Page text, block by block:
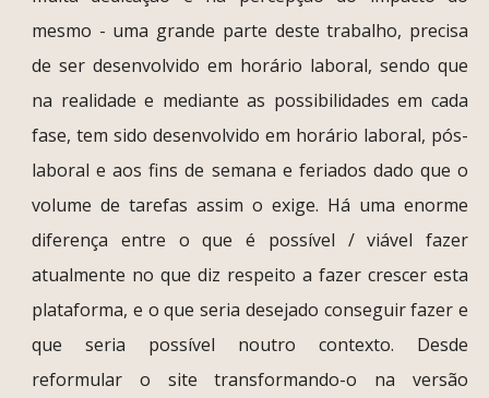
mesmo - uma grande parte deste trabalho, precisa
de ser desenvolvido em horário laboral, sendo que
na realidade e mediante as possibilidades em cada
fase, tem sido desenvolvido em horário laboral, pós-
laboral e aos fins de semana e feriados dado que o
volume de tarefas assim o exige. Há uma enorme
diferença entre o que é possível / viável fazer
atualmente no que diz respeito a fazer crescer esta
plataforma, e o que seria desejado conseguir fazer e
que seria possível noutro contexto. Desde
reformular o site transformando-o na versão